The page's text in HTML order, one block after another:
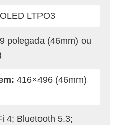
OLED LTPO3
polegada (46mm) ou
416×496 (46mm)
4; Bluetooth 5.3;